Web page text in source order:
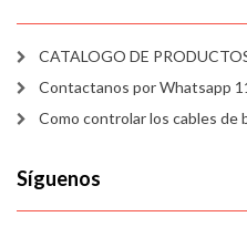
CATALOGO DE
Contactanos por Whatsapp
Como controlar los cables de
Síguenos